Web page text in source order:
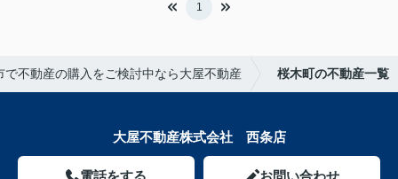
1
で不動産の購入をご検討中なら大屋不動産 桜木町の不動産一覧
大屋不動産株式会社 西条店